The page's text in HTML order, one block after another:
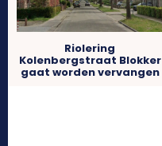
Riolering
Kolenbergstraat Blokker
gaat worden vervangen